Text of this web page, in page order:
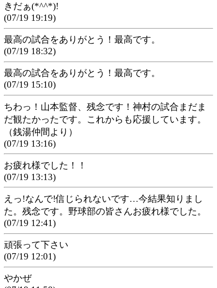
きだぁ(*^^*)!
(07/19 19:19)
最高の試合をありがとう！最高です。
(07/19 18:32)
最高の試合をありがとう！最高です。
(07/19 15:10)
ちわっ！山本監督、残念です！神村の試合まだま
だ観たかったです。これからも応援しています。
（銭湯仲間より）
(07/19 13:16)
お疲れ様でした！！
(07/19 13:13)
えっ!なんで!信じられないです…今結果知りまし
た。残念です。野球部の皆さんお疲れ様でした。
(07/19 12:41)
頑張って下さい
(07/19 12:01)
やかぜ